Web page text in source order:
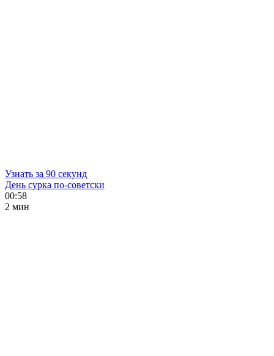
Узнать за 90 секунд
День сурка по-советски
00:58
2 мин